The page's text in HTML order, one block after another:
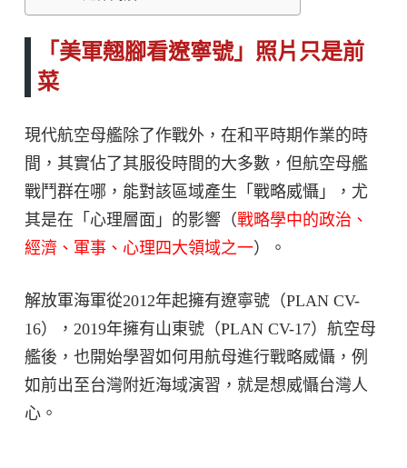
「美軍翹腳看遼寧號」照片只是前
菜
現代航空母艦除了作戰外，在和平時期作業的時
間，其實佔了其服役時間的大多數，但航空母艦
戰鬥群在哪，能對該區域產生「戰略威懾」，尤
其是在「心理層面」的影響（戰略學中的政治、
經濟、軍事、心理四大領域之一）。
解放軍海軍從2012年起擁有遼寧號（PLAN CV-
16），2019年擁有山東號（PLAN CV-17）航空母
艦後，也開始學習如何用航母進行戰略威懾，例
如前出至台灣附近海域演習，就是想威懾台灣人
心。